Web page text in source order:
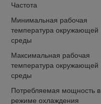
Частота
Минимальная рабочая
температура окружающей
среды
Максимальная рабочая
температура окружающей
среды
Потребляемая мощность в
режиме охлаждения